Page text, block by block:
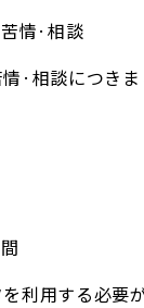
情·相談
·相談につき
利用する必要